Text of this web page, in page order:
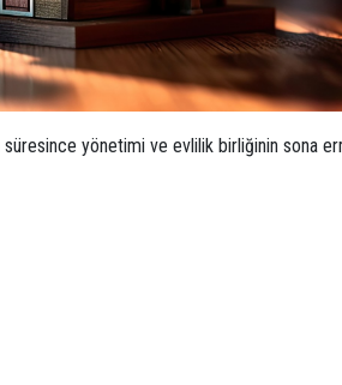
yönetimi ve evlilik birliğinin sona